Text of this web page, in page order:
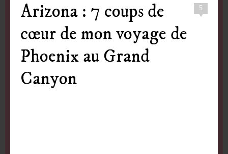
5
Arizona : 7 coups de
cœur de mon voyage de
Phoenix au Grand
Canyon